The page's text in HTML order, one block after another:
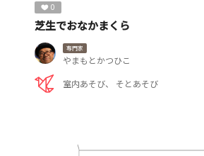
0
芝生でおなかまくら
専門家
やまもとかつひこ
室内あそび
そとあそび